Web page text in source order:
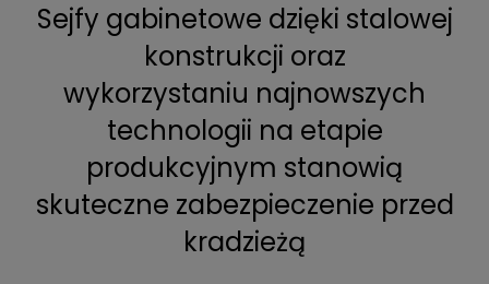
Sejfy gabinetowe dzięki stalowej
konstrukcji oraz
wykorzystaniu najnowszych
technologii na etapie
produkcyjnym stanowią
skuteczne zabezpieczenie przed
kradzieżą